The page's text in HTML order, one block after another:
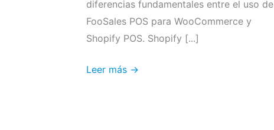
diferencias fundamentales entre el uso de
FooSales POS para WooCommerce y
Shopify POS. Shopify [...]
Leer más →